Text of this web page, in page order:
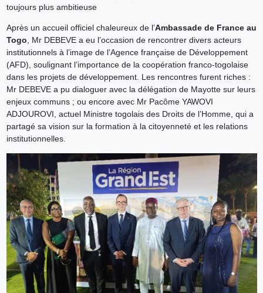
toujours plus ambitieuse
Après un accueil officiel chaleureux de l’Ambassade de France au
Togo , Mr DEBEVE a eu l’occasion de rencontrer divers acteurs
institutionnels à l’image de l’Agence française de Développement
(AFD), soulignant l’importance de la coopération franco-togolaise
dans les projets de développement. Les rencontres furent riches :
Mr DEBEVE a pu dialoguer avec la délégation de Mayotte sur leurs
enjeux communs ; ou encore avec Mr Pacôme YAWOVI
ADJOUROVI, actuel Ministre togolais des Droits de l’Homme, qui a
partagé sa vision sur la formation à la citoyenneté et les relations
institutionnelles.